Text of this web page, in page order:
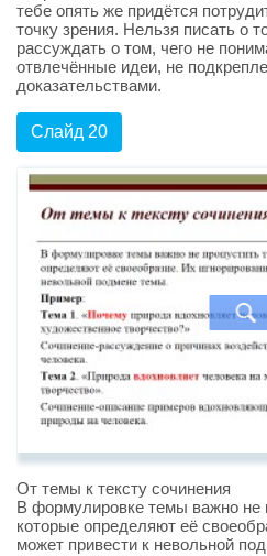
тебе опять же придётся
точку зрения. Нельзя писать о
рассуждать о том, чего не
отвлечённые идеи, не
доказательствами.
Слайд 20
От темы к тексту сочинения
В формулировке темы важно не
которые определяют её
может привести к невольной